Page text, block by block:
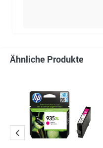
Ähnliche Produkte